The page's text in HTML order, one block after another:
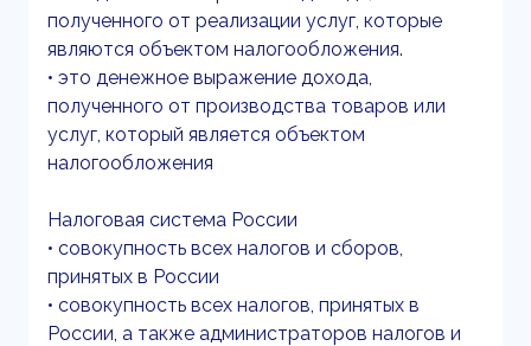
полученного от реализации услуг, которые
являются объектом налогообложения.
• это денежное выражение дохода,
полученного от производства товаров или
услуг, который является объектом
налогообложения
Налоговая система России
• совокупность всех налогов и сборов,
принятых в России
• совокупность всех налогов, принятых в
России, а также администраторов налогов и